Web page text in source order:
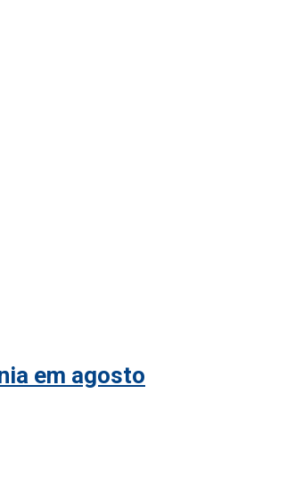
em agosto